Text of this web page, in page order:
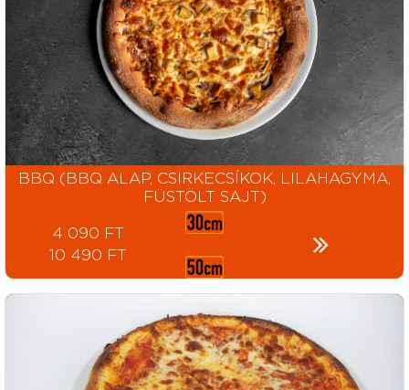
BBQ (BBQ ALAP, CSIRKECSÍKOK, LILAHAGYMA,
FÜSTÖLT SAJT)
4 090 FT
10 490 FT